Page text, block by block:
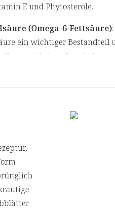
E und Phytosterole.
(Omega-6-Fettsäure)
ein wichtiger Bestandteil
wichtiger
verleihen. Zusammen
E
: Als natürliches
Inhaltsstoffe und trägt
Umweltfaktoren wichtig ist.